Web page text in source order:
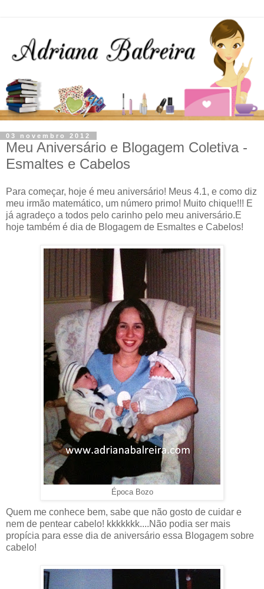
03 novembro 2012
Meu Aniversário e Blogagem Coletiva -
Esmaltes e Cabelos
Para começar, hoje é meu aniversário! Meus 4.1, e como diz
meu irmão matemático, um número primo! Muito chique!!! E
já agradeço a todos pelo carinho pelo meu aniversário.E
hoje também é dia de Blogagem de Esmaltes e Cabelos!
Época Bozo
Quem me conhece bem, sabe que não gosto de cuidar e
nem de pentear cabelo! kkkkkkk....Não podia ser mais
propícia para esse dia de aniversário essa Blogagem sobre
cabelo!